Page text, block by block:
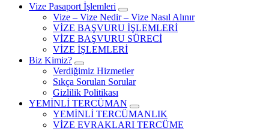
Vize Pasaport İşlemleri
Vize – Vize Nedir – Vize Nasıl Alınır
VİZE BAŞVURU İŞLEMLERİ
VİZE BAŞVURU SÜRECİ
VİZE İŞLEMLERİ
Biz Kimiz?
Verdiğimiz Hizmetler
Sıkça Sorulan Sorular
Gizlilik Politikası
YEMİNLİ TERCÜMAN
YEMİNLİ TERCÜMANLIK
VİZE EVRAKLARI TERCÜME